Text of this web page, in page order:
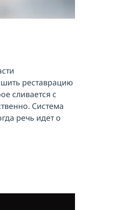
реставрацию
сливается с
Система
речь идет о